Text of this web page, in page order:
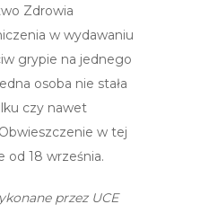
Zdrowia
w wydawaniu
grypie na jednego
osoba nie stała
czy nawet
w tej
od 18 września.
przez UCE